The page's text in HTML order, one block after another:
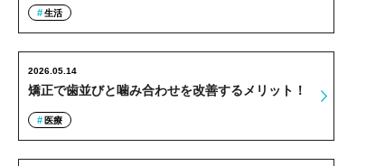
生活
矯正で歯並びと噛み合わせを改善するメリット！
2026.05.14
医療